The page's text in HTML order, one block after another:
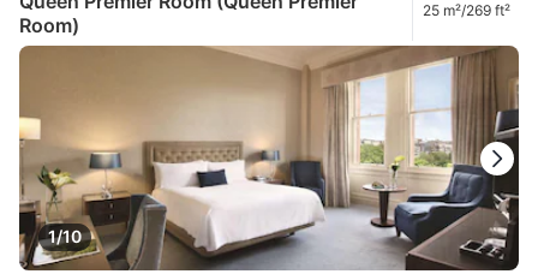
sprzęt do prasowania
szafa
Łóżeczko dla dziecka (na życzenie)
czujnik dymu
Room)
25 m²/269 ft²
1/10